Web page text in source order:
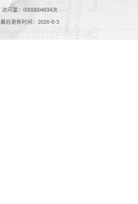
访问量： 0000004834次
最后更新时间： 2026-8-3